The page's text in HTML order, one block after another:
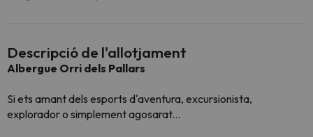
Descripció de l'allotjament
Albergue Orri dels Pallars
Si ets amant dels esports d'aventura, excursionista,
explorador o simplement agosarat...